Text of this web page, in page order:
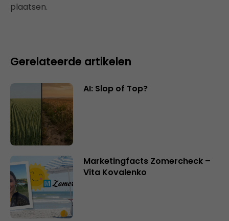
plaatsen.
Gerelateerde artikelen
AI: Slop of Top?
Marketingfacts Zomercheck –
Vita Kovalenko